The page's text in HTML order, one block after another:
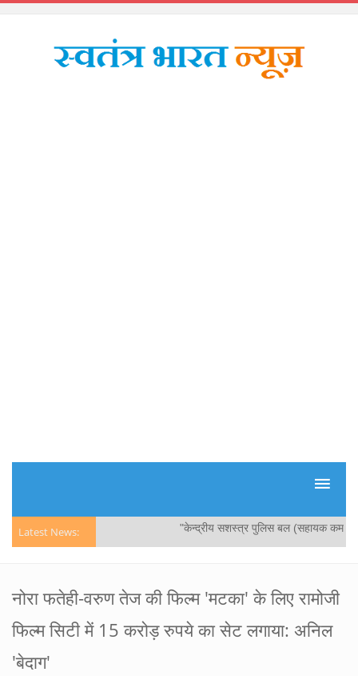
Latest News: "केन्द्रीय सशस्‍त्र पुलिस बल (सहायक
नोरा फतेही-वरुण तेज की फिल्म 'मटका' के लिए रामोजी
फिल्म सिटी में 15 करोड़ रुपये का सेट लगाया: अनिल
'बेदाग'